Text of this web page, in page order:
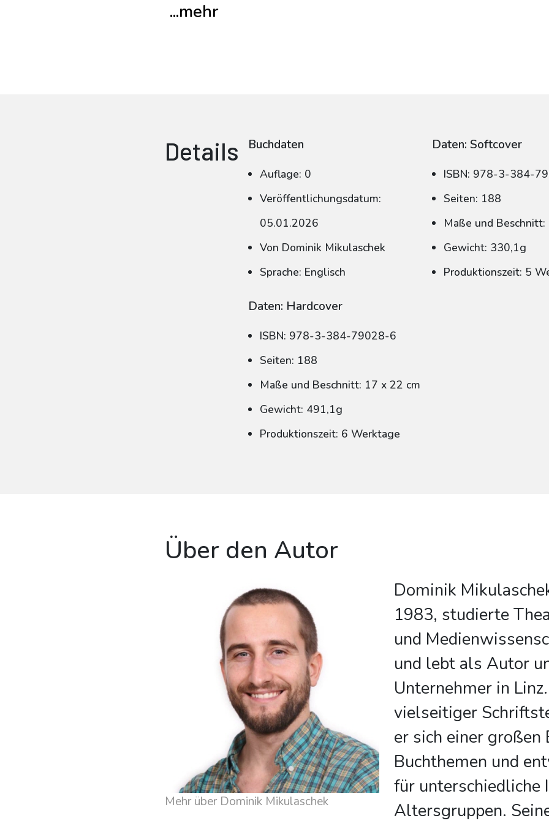
...mehr
Details Buchdaten
Auflage: 0
Veröffentlichungsdatum:
05.01.2026
Von Dominik Mikulaschek
Sprache: Englisch
Daten: Softcover
ISBN: 978-3-384-
Seiten: 188
Maße und
Gewicht: 330,1g
Produktionszeit: 5
Daten: Hardcover
ISBN: 978-3-384-79028-6
Seiten: 188
Maße und Beschnitt: 17 x 22 cm
Gewicht: 491,1g
Produktionszeit: 6 Werktage
Über den Autor
Mehr über Dominik Mikulaschek
Dominik
1983, studierte
und
und lebt als Autor
Unternehmer in
vielseitiger
er sich einer großen
Buchthemen und
für unterschiedliche
Altersgruppen.